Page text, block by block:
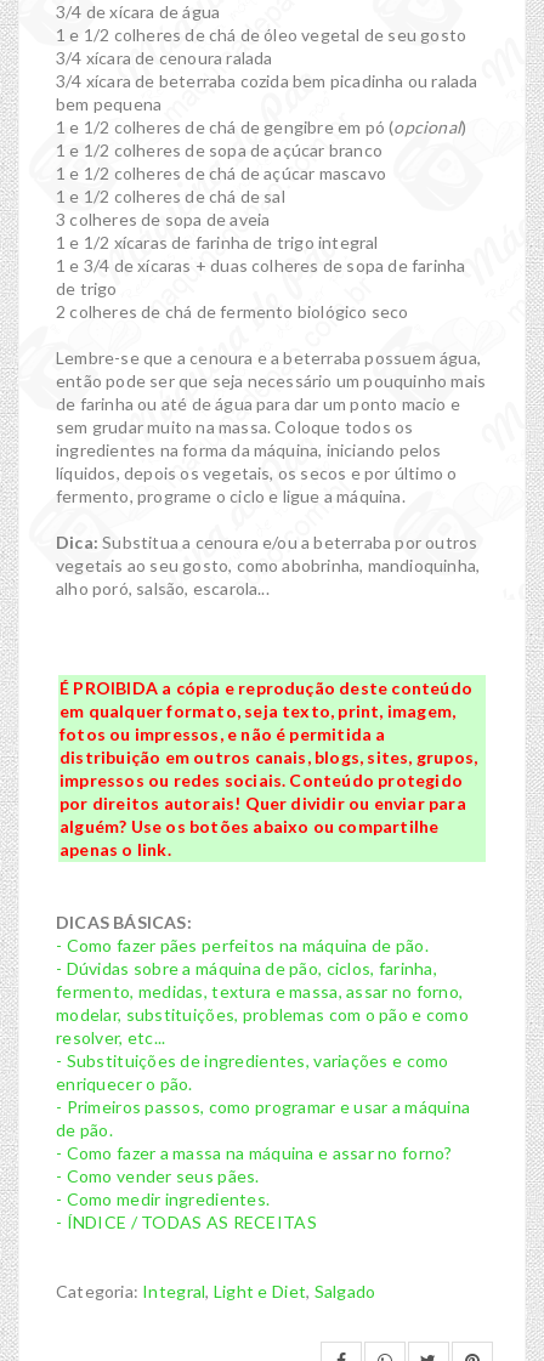
3/4 de xícara de água
1 e 1/2 colheres de chá de óleo vegetal de seu gosto
3/4 xícara de cenoura ralada
3/4 xícara de beterraba cozida bem picadinha ou ralada
bem pequena
1 e 1/2 colheres de chá de gengibre em pó (opcional)
1 e 1/2 colheres de sopa de açúcar branco
1 e 1/2 colheres de chá de açúcar mascavo
1 e 1/2 colheres de chá de sal
3 colheres de sopa de aveia
1 e 1/2 xícaras de farinha de trigo integral
1 e 3/4 de xícaras + duas colheres de sopa de farinha
de trigo
2 colheres de chá de fermento biológico seco
Lembre-se que a cenoura e a beterraba possuem água,
então pode ser que seja necessário um pouquinho mais
de farinha ou até de água para dar um ponto macio e
sem grudar muito na massa. Coloque todos os
ingredientes na forma da máquina, iniciando pelos
líquidos, depois os vegetais, os secos e por último o
fermento, programe o ciclo e ligue a máquina.
Dica: Substitua a cenoura e/ou a beterraba por outros
vegetais ao seu gosto, como abobrinha, mandioquinha,
alho poró, salsão, escarola...
É PROIBIDA a cópia e reprodução deste conteúdo
em qualquer formato, seja texto, print, imagem,
fotos ou impressos, e não é permitida a
distribuição em outros canais, blogs, sites, grupos,
impressos ou redes sociais. Conteúdo protegido
por direitos autorais! Quer dividir ou enviar para
alguém? Use os botões abaixo ou compartilhe
apenas o link.
DICAS BÁSICAS:
- Como fazer pães perfeitos na máquina de pão.
- Dúvidas sobre a máquina de pão, ciclos, farinha,
fermento, medidas, textura e massa, assar no forno,
modelar, substituições, problemas com o pão e como
resolver, etc...
- Substituições de ingredientes, variações e como
enriquecer o pão.
- Primeiros passos, como programar e usar a máquina
de pão.
- Como fazer a massa na máquina e assar no forno?
- Como vender seus pães.
- Como medir ingredientes.
- ÍNDICE / TODAS AS RECEITAS
Categoria: Integral, Light e Diet, Salgado